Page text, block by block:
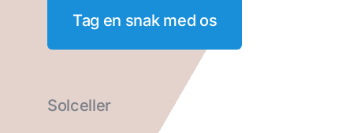
Tag en snak med os
Solceller